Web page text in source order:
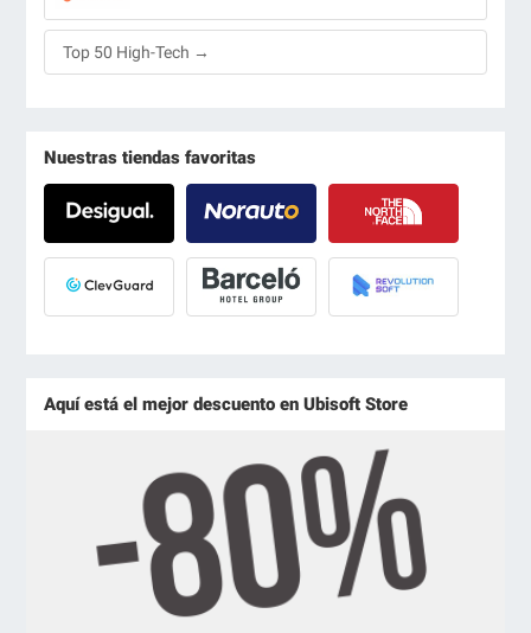
Top 50 High-Tech →
Nuestras tiendas favoritas
Aquí está el mejor descuento en Ubisoft Store